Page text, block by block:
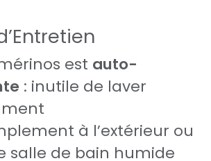
est auto-
: inutile de laver
à l’extérieur ou
salle de bain humide